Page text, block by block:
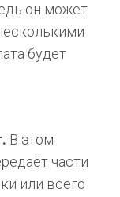
он может
будет
В этом
части
или всего